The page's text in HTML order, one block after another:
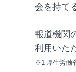
会を持て
報道機関
利用いた
※1 厚生労働